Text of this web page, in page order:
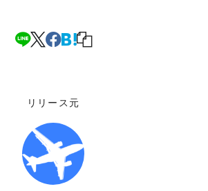
リリース元